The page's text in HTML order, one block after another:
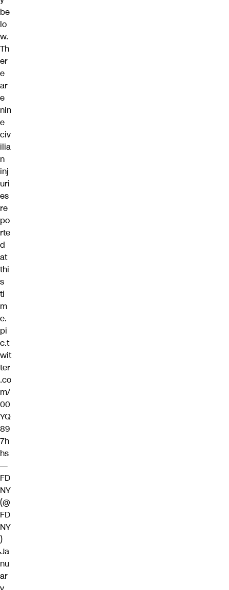
be
lo
w.
Th
er
e
ar
e
nin
e
civ
ilia
n
inj
uri
es
re
po
rte
d
at
thi
s
ti
m
e.
pi
c.t
wit
ter
.co
m/
00
YQ
89
7h
hs
—
FD
NY
(@
FD
NY
)
Ja
nu
ar